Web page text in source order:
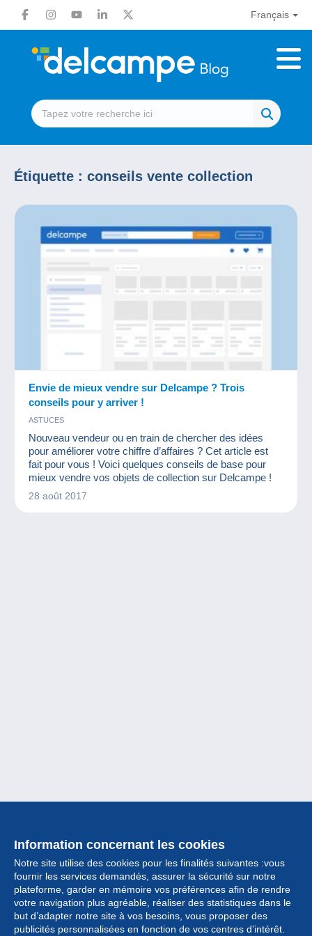
Français
Étiquette : conseils vente collection
Envie de mieux vendre sur Delcampe ? Trois
conseils pour y arriver !
ASTUCES
Nouveau vendeur ou en train de chercher des idées
pour améliorer votre chiffre d’affaires ? Cet article est
fait pour vous ! Voici quelques conseils de base pour
mieux vendre vos objets de collection sur Delcampe !
28 août 2017
Information concernant les cookies
Notre site utilise des cookies pour les finalités suivantes :vous
fournir les services demandés, assurer la sécurité sur notre
plateforme, garder en mémoire vos préférences afin de rendre
votre navigation plus agréable, réaliser des statistiques dans le
but d’adapter notre site à vos besoins, vous proposer des
publicités personnalisées en fonction de vos centres d’intérêt.
Collection